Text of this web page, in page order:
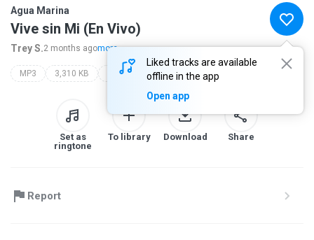
Liked tracks are available
offline in the app
Open app
Agua Marina
Vive sin Mi (En Vivo)
Trey S.2 months agomore...
MP3 3,310 KB agua marina
Set as
ringtone
To library Download Share
Report